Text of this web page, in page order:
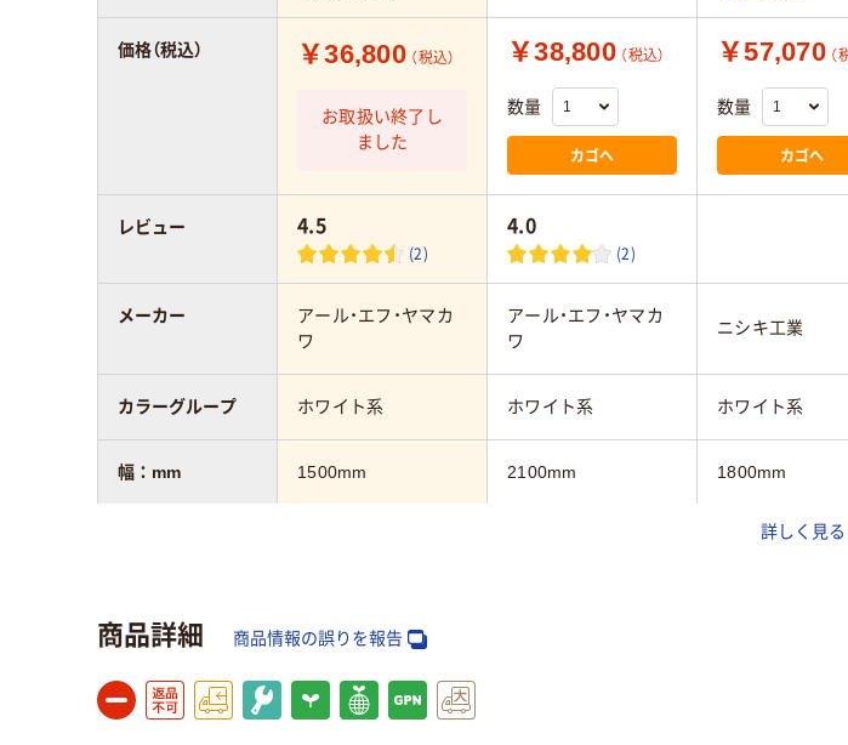
￥36,800 （税込）
お取扱い終了し
ました
￥38,800 （税込）
数量
カゴへ
￥57,070 （
数量
カゴへ
4.5
(2)
4.0
(2)
アール・エフ・ヤマカ
ワ
アール・エフ・ヤマカ
ワ
ニシキ工業
ホワイト系 ホワイト系 ホワイト系
1500mm 2100mm 1800mm
900mm
価格（税込）
レビュー
メーカー
カラーグループ
幅：mm
詳しく見る
商品詳細 商品情報の誤りを報告